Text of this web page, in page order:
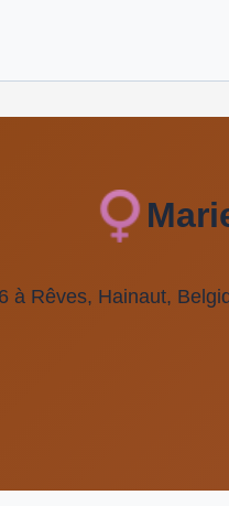
à Rêves, Hainaut,